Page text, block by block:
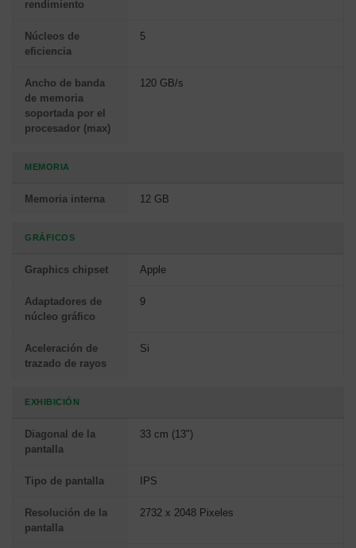
rendimiento
Núcleos de
eficiencia
5
Ancho de banda
de memoria
soportada por el
procesador (max)
120 GB/s
MEMORIA
Memoria interna 12 GB
GRÁFICOS
Graphics chipset Apple
Adaptadores de
núcleo gráfico
9
Aceleración de
trazado de rayos
Si
EXHIBICIÓN
Diagonal de la
pantalla
33 cm (13")
Tipo de pantalla IPS
Resolución de la
pantalla
2732 x 2048 Pixeles